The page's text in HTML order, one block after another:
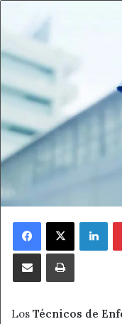
Facebook
X
Compartir por correo electrónicoImprimir
Los Técnicos de